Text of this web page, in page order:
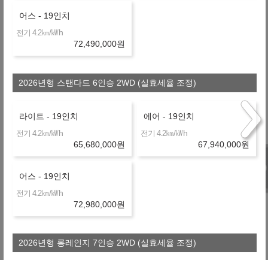
B 금융사
온라인 비교 36개월
D 금융사
장기렌터카
월 1,014,200 원
36개월 선수+보증금18,590,000원
N 금융사
온라인 비교
1,070,850
+4,951,800
36개월 선수+보증금19,557,000원
※ 약정거리 : 2만km/년
※ 보험 : 대인 무한, 대물 1억, 26세이상
어스 - 19인치
전기 4.2㎞/㎾h
72,490,000원
2026년형 스탠다드 6인승 2WD (실효세율 조정)
라이트 - 19인치
전기 4.2㎞/㎾h
65,680,000원
에어 - 19인치
전기 4.2㎞/㎾h
67,940,000원
어스 - 19인치
전기 4.2㎞/㎾h
72,980,000원
2026년형 롱레인지 7인승 2WD (실효세율 조정)